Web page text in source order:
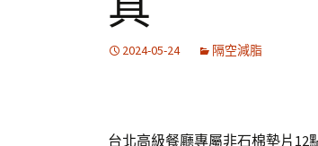
2024-05-24 隔空減脂
台北高級餐廳專屬非石棉墊片12